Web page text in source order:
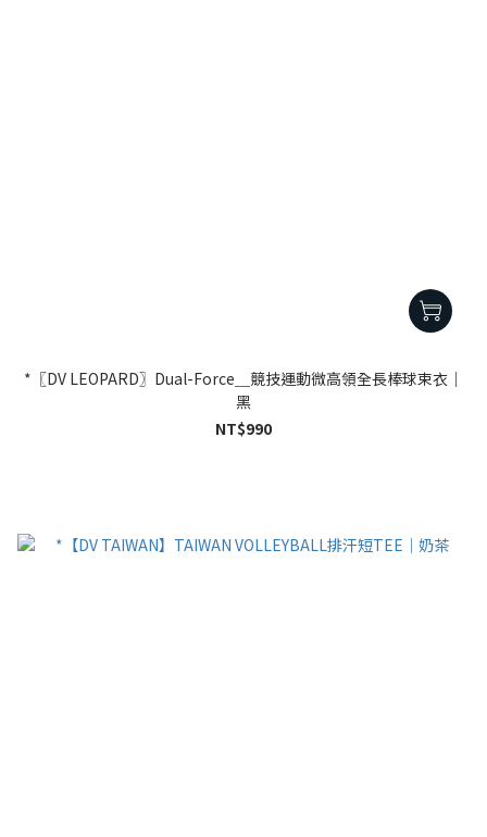
*〖DV LEOPARD〗Dual-Force＿競技運動微高領全長棒球束衣｜
黑
NT$990